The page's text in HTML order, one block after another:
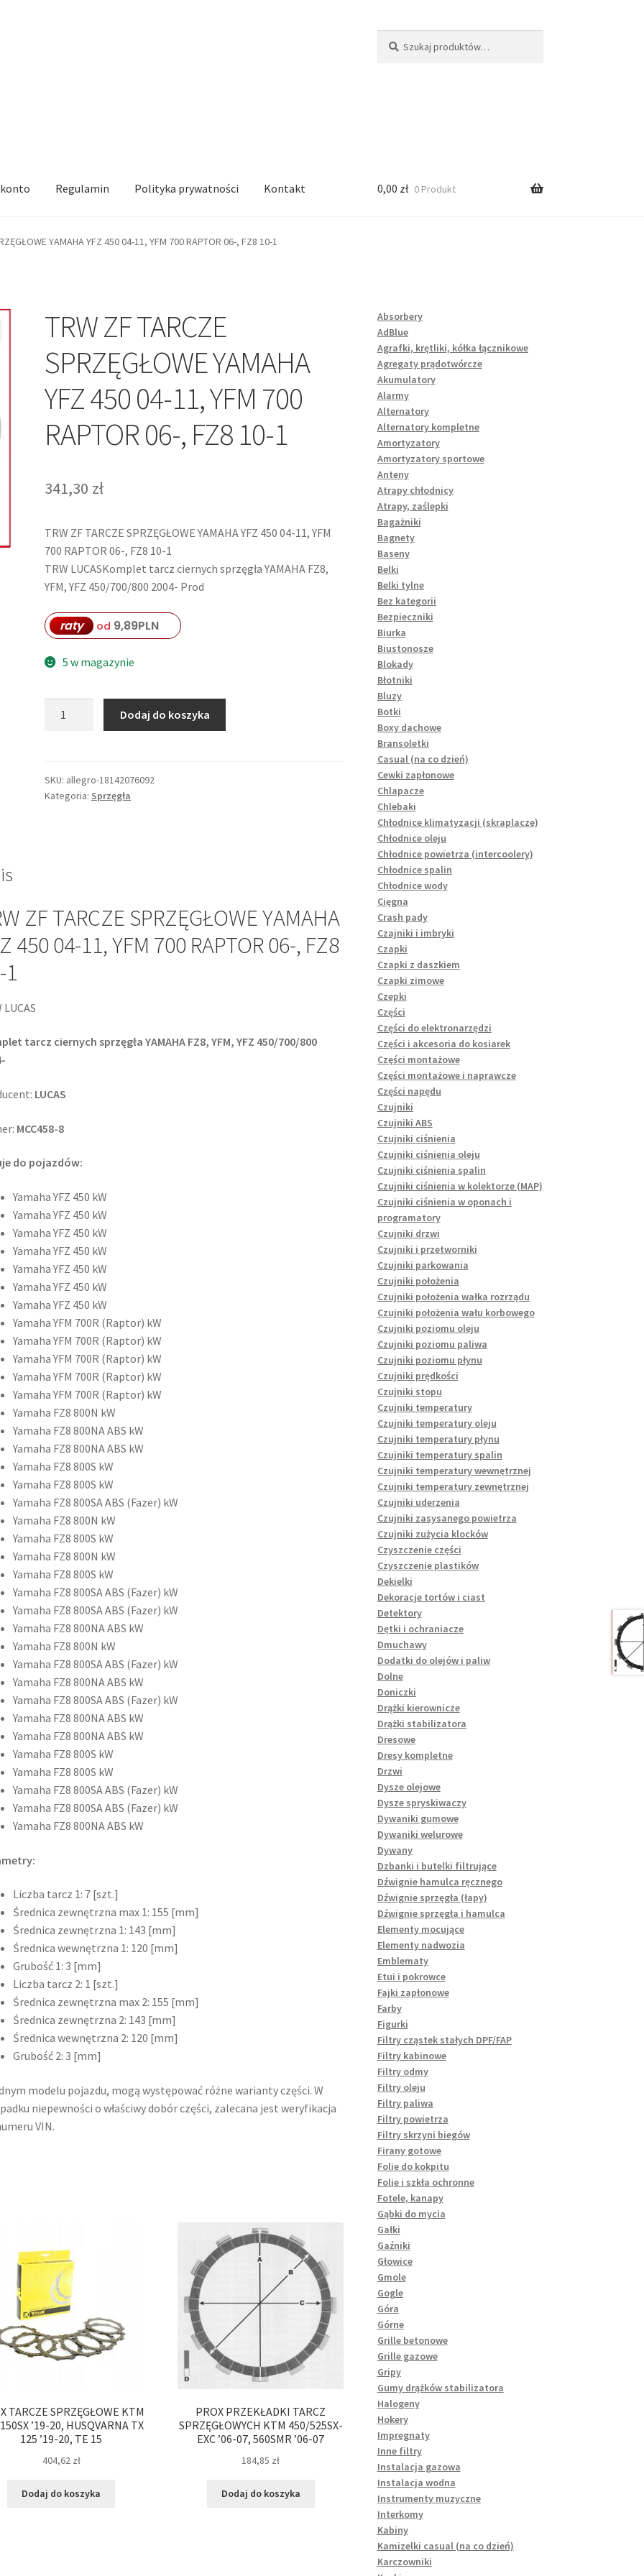
Regulamin Polityka prywatności Kontakt 0,00 zł 0 Produkt
YAMAHA YFZ 450 04-11, YFM 700 RAPTOR 06-, FZ8 10-1
TRW ZF TARCZE
SPRZĘGŁOWE YAMAHA
YFZ 450 04-11, YFM 700
RAPTOR 06-, FZ8 10-1
341,30 zł
TRW ZF TARCZE SPRZĘGŁOWE YAMAHA YFZ 450 04-11, YFM
700 RAPTOR 06-, FZ8 10-1
TRW LUCASKomplet tarcz ciernych sprzęgła YAMAHA FZ8,
YFM, YFZ 450/700/800 2004- Prod
raty od 9,89PLN
5 w magazynie
SPRZĘGŁOWE
YAMAHA
RAPTOR
06-,
Dodaj do koszyka
SKU: allegro-18142076092
Kategoria: Sprzęgła
ZF TARCZE SPRZĘGŁOWE YAMAHA
450 04-11, YFM 700 RAPTOR 06-, FZ8
1
LUCAS
tarcz ciernych sprzęgła YAMAHA FZ8, YFM, YFZ 450/700/800
LUCAS
MCC458-8
do pojazdów:
Yamaha YFZ 450 kW
Yamaha YFZ 450 kW
Yamaha YFZ 450 kW
Yamaha YFZ 450 kW
Yamaha YFZ 450 kW
Yamaha YFZ 450 kW
Yamaha YFZ 450 kW
Yamaha YFM 700R (Raptor) kW
Yamaha YFM 700R (Raptor) kW
Yamaha YFM 700R (Raptor) kW
Yamaha YFM 700R (Raptor) kW
Yamaha YFM 700R (Raptor) kW
Yamaha FZ8 800N kW
Yamaha FZ8 800NA ABS kW
Yamaha FZ8 800NA ABS kW
Yamaha FZ8 800S kW
Yamaha FZ8 800S kW
Yamaha FZ8 800SA ABS (Fazer) kW
Yamaha FZ8 800N kW
Yamaha FZ8 800S kW
Yamaha FZ8 800N kW
Yamaha FZ8 800S kW
Yamaha FZ8 800SA ABS (Fazer) kW
Yamaha FZ8 800SA ABS (Fazer) kW
Yamaha FZ8 800NA ABS kW
Yamaha FZ8 800N kW
Yamaha FZ8 800SA ABS (Fazer) kW
Yamaha FZ8 800NA ABS kW
Yamaha FZ8 800SA ABS (Fazer) kW
Yamaha FZ8 800NA ABS kW
Yamaha FZ8 800NA ABS kW
Yamaha FZ8 800S kW
Yamaha FZ8 800S kW
Yamaha FZ8 800SA ABS (Fazer) kW
Yamaha FZ8 800SA ABS (Fazer) kW
Yamaha FZ8 800NA ABS kW
Liczba tarcz 1: 7 [szt.]
Średnica zewnętrzna max 1: 155 [mm]
Średnica zewnętrzna 1: 143 [mm]
Średnica wewnętrzna 1: 120 [mm]
Grubość 1: 3 [mm]
Liczba tarcz 2: 1 [szt.]
Średnica zewnętrzna max 2: 155 [mm]
Średnica zewnętrzna 2: 143 [mm]
Średnica wewnętrzna 2: 120 [mm]
Grubość 2: 3 [mm]
modelu pojazdu, mogą występować różne warianty części. W
niepewności o właściwy dobór części, zalecana jest weryfikacja
VIN.
TARCZE SPRZĘGŁOWE KTM
’19-20, HUSQVARNA TX
125 ’19-20, TE 15
404,62 zł
Dodaj do koszyka
PROX PRZEKŁADKI TARCZ
SPRZĘGŁOWYCH KTM 450/525SX-
EXC ’06-07, 560SMR ’06-07
184,85 zł
Dodaj do koszyka
Absorbery
AdBlue
Agrafki, krętliki, kółka łącznikowe
Agregaty prądotwórcze
Akumulatory
Alarmy
Alternatory
Alternatory kompletne
Amortyzatory
Amortyzatory sportowe
Anteny
Atrapy chłodnicy
Atrapy, zaślepki
Bagażniki
Bagnety
Baseny
Belki
Belki tylne
Bez kategorii
Bezpieczniki
Biurka
Biustonosze
Blokady
Błotniki
Bluzy
Botki
Boxy dachowe
Bransoletki
Casual (na co dzień)
Cewki zapłonowe
Chlapacze
Chlebaki
Chłodnice klimatyzacji (skraplacze)
Chłodnice oleju
Chłodnice powietrza (intercoolery)
Chłodnice spalin
Chłodnice wody
Cięgna
Crash pady
Czajniki i imbryki
Czapki
Czapki z daszkiem
Czapki zimowe
Czepki
Części
Części do elektronarzędzi
Części i akcesoria do kosiarek
Części montażowe
Części montażowe i naprawcze
Części napędu
Czujniki
Czujniki ABS
Czujniki ciśnienia
Czujniki ciśnienia oleju
Czujniki ciśnienia spalin
Czujniki ciśnienia w kolektorze (MAP)
Czujniki ciśnienia w oponach i
programatory
Czujniki drzwi
Czujniki i przetworniki
Czujniki parkowania
Czujniki położenia
Czujniki położenia wałka rozrządu
Czujniki położenia wału korbowego
Czujniki poziomu oleju
Czujniki poziomu paliwa
Czujniki poziomu płynu
Czujniki prędkości
Czujniki stopu
Czujniki temperatury
Czujniki temperatury oleju
Czujniki temperatury płynu
Czujniki temperatury spalin
Czujniki temperatury wewnętrznej
Czujniki temperatury zewnętrznej
Czujniki uderzenia
Czujniki zasysanego powietrza
Czujniki zużycia klocków
Czyszczenie części
Czyszczenie plastików
Dekielki
Dekoracje tortów i ciast
Detektory
Dętki i ochraniacze
Dmuchawy
Dodatki do olejów i paliw
Dolne
Doniczki
Drążki kierownicze
Drążki stabilizatora
Dresowe
Dresy kompletne
Drzwi
Dysze olejowe
Dysze spryskiwaczy
Dywaniki gumowe
Dywaniki welurowe
Dywany
Dzbanki i butelki filtrujące
Dźwignie hamulca ręcznego
Dźwignie sprzęgła (łapy)
Dźwignie sprzęgła i hamulca
Elementy mocujące
Elementy nadwozia
Emblematy
Etui i pokrowce
Fajki zapłonowe
Farby
Figurki
Filtry cząstek stałych DPF/FAP
Filtry kabinowe
Filtry odmy
Filtry oleju
Filtry paliwa
Filtry powietrza
Filtry skrzyni biegów
Firany gotowe
Folie do kokpitu
Folie i szkła ochronne
Fotele, kanapy
Gąbki do mycia
Gałki
Gaźniki
Głowice
Gmole
Gogle
Góra
Górne
Grille betonowe
Grille gazowe
Gripy
Gumy drążków stabilizatora
Halogeny
Hokery
Impregnaty
Inne filtry
Instalacja gazowa
Instalacja wodna
Instrumenty muzyczne
Interkomy
Kabiny
Kamizelki casual (na co dzień)
Karczowniki